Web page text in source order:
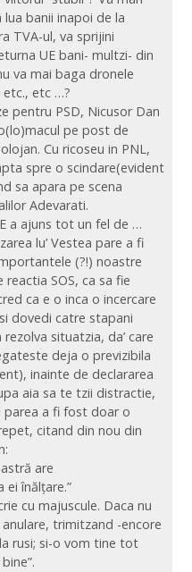
lua banii inapoi de la
TVA-ul, va sprijini
UE bani- multzi- din
va mai baga dronele
etc., etc …?
pentru PSD, Nicusor Dan
pe post de
Cu ricoseu in PNL,
spre o scindare(evident
sa apara pe scena
Adevarati.
a ajuns tot un fel de …
lu’ Vestea pare a fi
(?!) noastre
SOS, ca sa fie
ca e o inca o incercare
dovedi catre stapani
situatzia, da’ care
deja o previzibila
inainte de declararea
aia sa te tzii distractie,
parea a fi fost doar o
citand din nou din
are
ei înălțare.”
cu majuscule. Daca nu
trimitzand -encore
rusi; si-o vom tine tot